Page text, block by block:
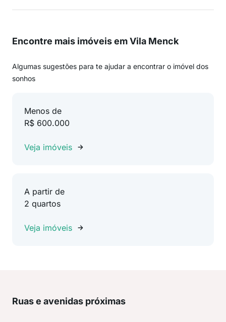
Encontre mais imóveis em Vila Menck
Algumas sugestões para te ajudar a encontrar o imóvel dos
sonhos
Menos de
R$ 600.000
Veja imóveis
A partir de
2 quartos
Veja imóveis
Ruas e avenidas próximas